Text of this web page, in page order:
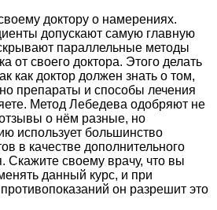
доктору о намерениях.
допускают самую главную
параллельные методы
от своего доктора. Этого делать
как доктор должен знать о том,
препараты и способы лечения
Метод Лебедева одобряют не
о нём разные, но
использует большинство
в качестве дополнительного
Скажите своему врачу, что вы
данный курс, и при
противопоказаний он разрешит это